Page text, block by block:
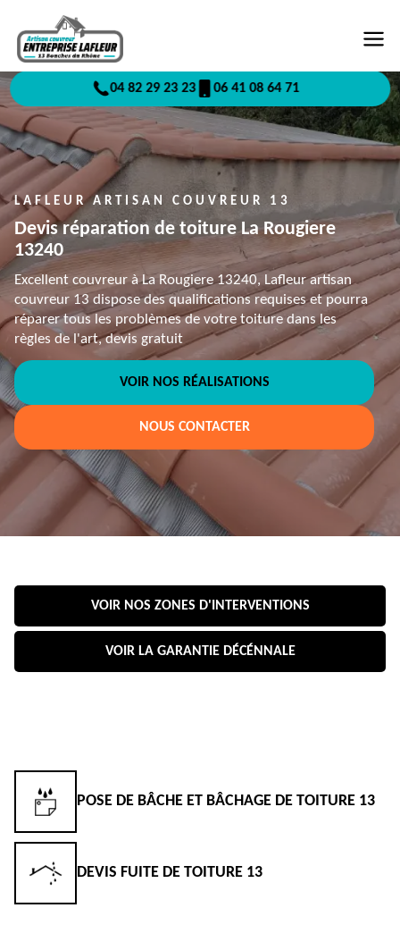
04 82 29 23 23 06 41 08 64 71
LAFLEUR ARTISAN COUVREUR 13
Devis réparation de toiture La Rougiere
13240
Excellent couvreur à La Rougiere 13240, Lafleur artisan
couvreur 13 dispose des qualifications requises et pourra
réparer tous les problèmes de votre toiture dans les
règles de l'art, devis gratuit
VOIR NOS RÉALISATIONS
NOUS CONTACTER
VOIR NOS ZONES D'INTERVENTIONS
VOIR LA GARANTIE DÉCÉNNALE
POSE DE BÂCHE ET BÂCHAGE DE TOITURE 13
DEVIS FUITE DE TOITURE 13